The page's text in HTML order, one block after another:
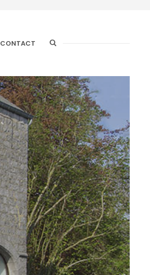
CONTACT